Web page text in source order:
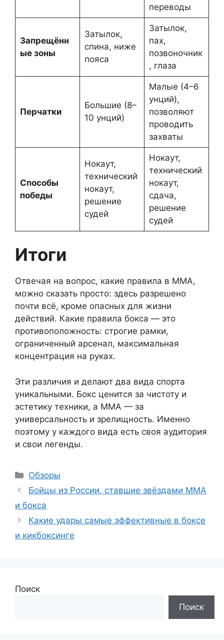
переводы
Запрещённ
ые зоны
Затылок,
спина, ниже
пояса
Затылок,
пах,
позвоночник
, глаза
Перчатки
Большие (8–
10 унций)
Малые (4–6
унций),
позволяют
проводить
захваты
Способы
победы
Нокаут,
технический
нокаут,
решение
судей
Нокаут,
технический
нокаут,
сдача,
решение
судей
Итоги
Отвечая на вопрос, какие правила в ММА,
можно сказать просто: здесь разрешено
почти всё, кроме опасных для жизни
действий. Какие правила бокса — это
противоположность: строгие рамки,
ограниченный арсенал, максимальная
концентрация на руках.
Эти различия и делают два вида спорта
уникальными. Бокс ценится за чистоту и
эстетику техники, а ММА — за
универсальность и зрелищность. Именно
поэтому у каждого вида есть своя аудитория
и свои легенды.
Рубрики
Обзоры
Бойцы из России, ставшие звёздами ММА
и бокса
Какие удары самые эффективные в боксе
и кикбоксинге
Поиск
Поиск